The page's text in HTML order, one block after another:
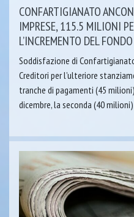
CONFARTIGIANATO
IMPRESE, 115.5 MILIONI
L’INCREMENTO DEL FONDO
Soddisfazione di
Creditori per l’ulteriore
tranche di pagamenti (45
dicembre, la seconda (40